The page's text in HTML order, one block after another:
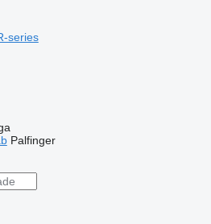
series
Palfinger